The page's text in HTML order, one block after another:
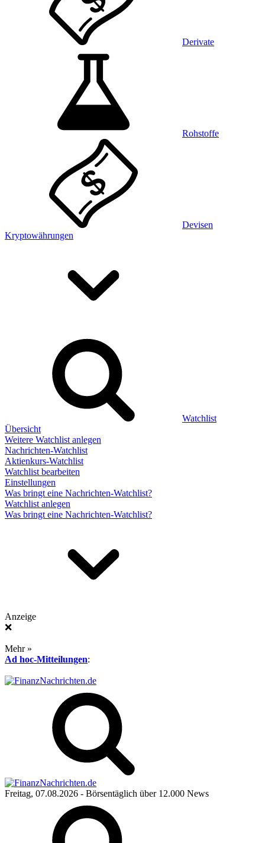
Derivate
Rohstoffe
Devisen
Kryptowährungen
Watchlist
Übersicht
Weitere Watchlist anlegen
Nachrichten-Watchlist
Aktienkurs-Watchlist
Watchlist bearbeiten
Einstellungen
Was bringt eine Nachrichten-Watchlist?
Watchlist anlegen
Was bringt eine Nachrichten-Watchlist?
Anzeige
❌
Mehr »
Ad hoc-Mitteilungen:
Freitag, 07.08.2026 - Börsentäglich über 12.000 News